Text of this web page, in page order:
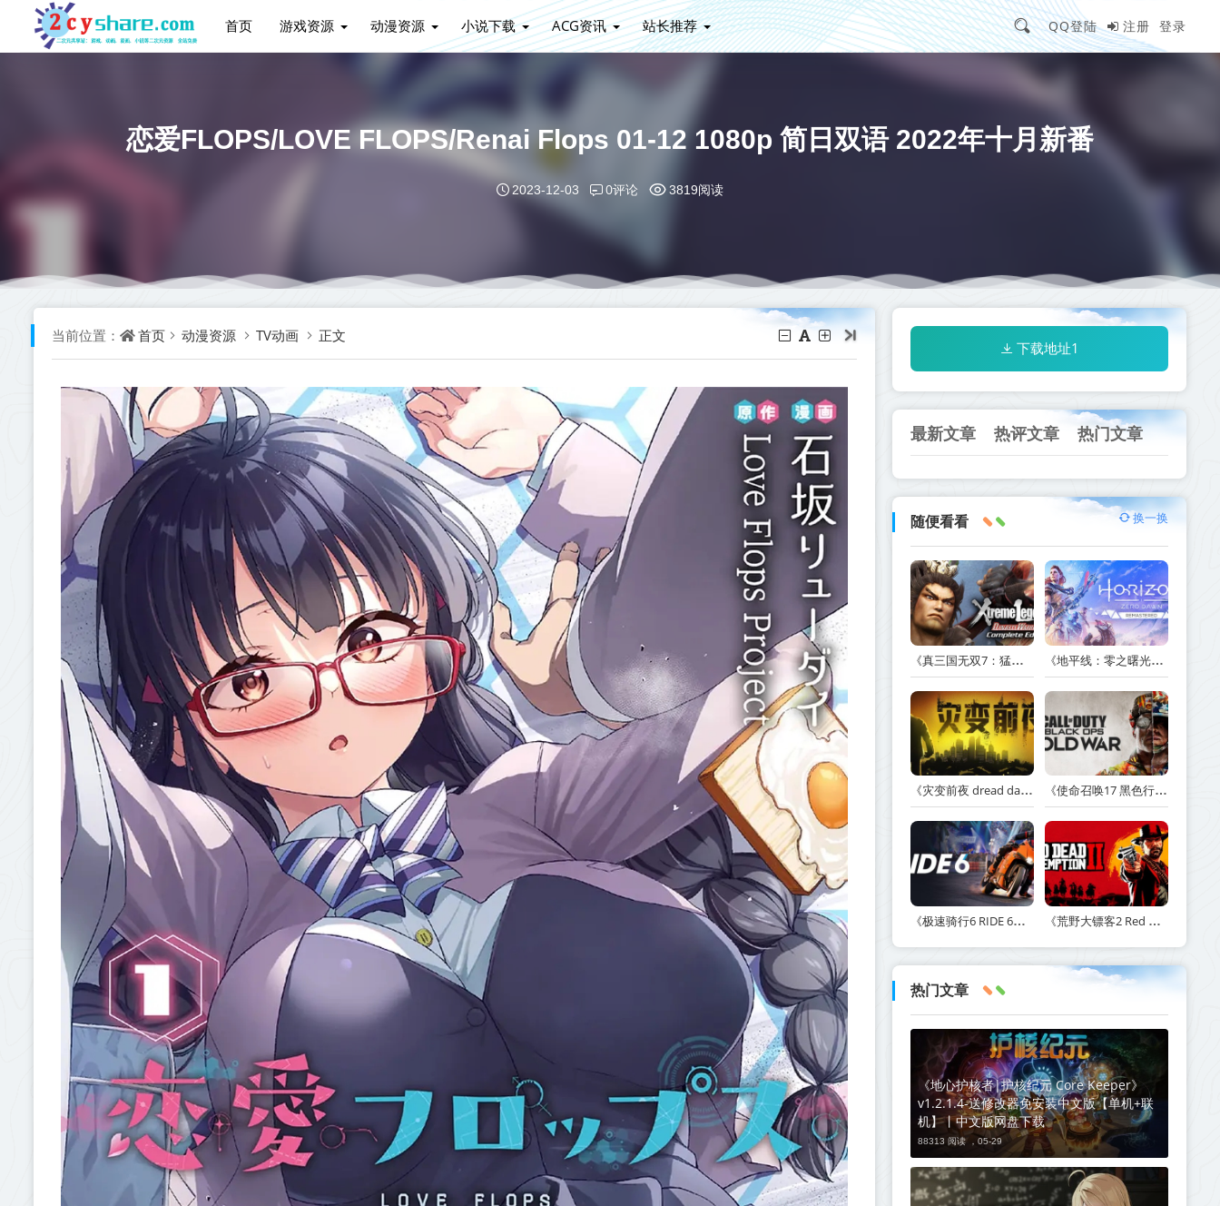
首页 游戏资源 动漫资源 小说下载 ACG资讯 站长推荐 QQ登陆 注册 登录
恋爱FLOPS/LOVE FLOPS/Renai Flops 01-12 1080p 简日双语 2022年十月新番
2023-12-03 0评论 3819阅读
当前位置： 首页 动漫资源 TV动画 正文
下载地址1
最新文章 热评文章 热门文章
随便看看 换一换
《真三国无双7：猛将传完全版 DYNASTY WARRIORS 7: Xtreme Legends Complete Edition》Build.3602035-免安装中文版【PC/手机双端】丨中文版 《地平线：零之曙光重制版 Horizon Zero Dawn Remastered》v1.5.89.0-送修改器丨中文版网盘下载
《灾变前夜 dread dawn》v20260530-免安装中文版丨中文版网盘下载 《使命召唤17 黑色行动 冷战 Call of Duty: Black Ops Cold War》v1.34.1.15931218-全DLC+送修改器丨中文版网盘下载
《极速骑行6 RIDE 6》v20260511-免安装中文版丨中文版网盘下载 《荒野大镖客2 Red Dead Redemption 2》v1491.50-打包mod+送修改器丨中文版网盘下载
热门文章
《地心护核者|护核纪元 Core Keeper》
v1.2.1.4-送修改器免安装中文版【单机+联
机】丨中文版网盘下载
88313 阅读 ， 05-29